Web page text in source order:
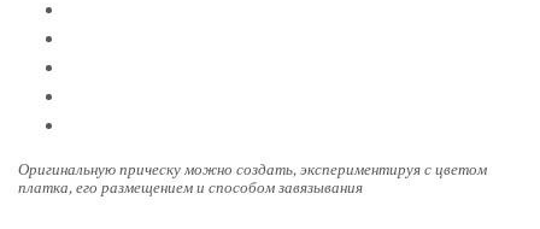
Оригинальную прическу можно создать, экспериментируя с цветом
платка, его размещением и способом завязывания